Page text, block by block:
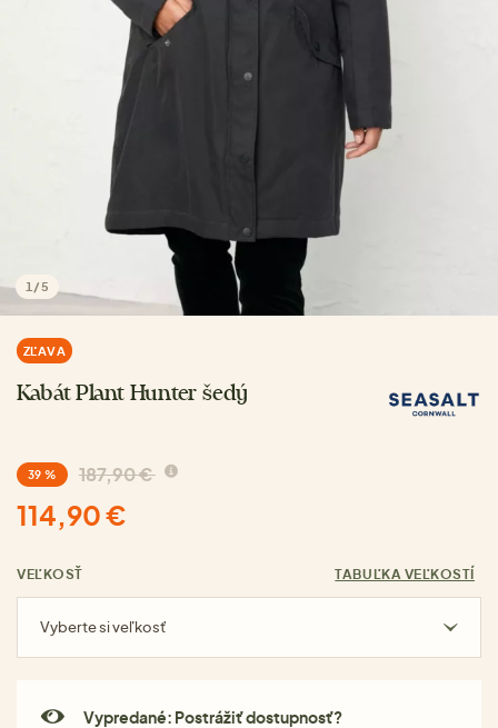
1 /5
ZĽAVA
Kabát Plant Hunter šedý
39 % 187,90 €
114,90 €
VEĽKOSŤ TABUĽKA VEĽKOSTÍ
Vyberte si veľkosť
Vypredané: Postrážiť dostupnosť?